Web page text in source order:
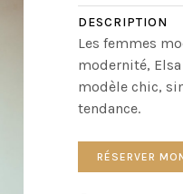
DESCRIPTION
Les femmes
modernité, Elsa
modèle chic,
tendance.
RÉSERVER